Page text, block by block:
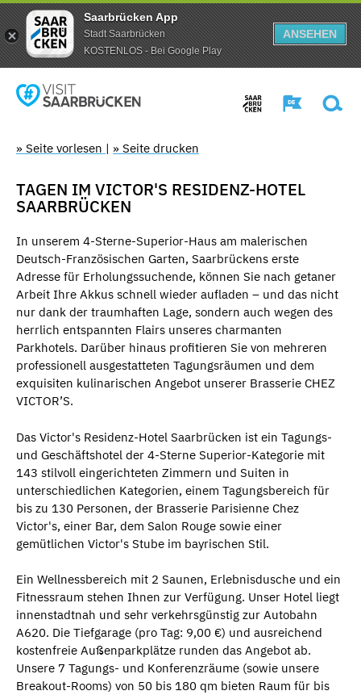
Saarbrücken App
Stadt Saarbrücken
KOSTENLOS - Bei Google Play
ANSEHEN
» Seite vorlesen | » Seite drucken
TAGEN IM VICTOR'S RESIDENZ-HOTEL
SAARBRÜCKEN
In unserem 4-Sterne-Superior-Haus am malerischen
Deutsch-Französischen Garten, Saarbrückens erste
Adresse für Erholungssuchende, können Sie nach getaner
Arbeit Ihre Akkus schnell wieder aufladen – und das nicht
nur dank der traumhaften Lage, sondern auch wegen des
herrlich entspannten Flairs unseres charmanten
Parkhotels. Darüber hinaus profitieren Sie von mehreren
professionell ausgestatteten Tagungsräumen und dem
exquisiten kulinarischen Angebot unserer Brasserie CHEZ
VICTOR’S.
Das Victor's Residenz-Hotel Saarbrücken ist ein Tagungs-
und Geschäftshotel der 4-Sterne Superior-Kategorie mit
143 stilvoll eingerichteten Zimmern und Suiten in
unterschiedlichen Kategorien, einem Tagungsbereich für
bis zu 130 Personen, der Brasserie Parisienne Chez
Victor's, einer Bar, dem Salon Rouge sowie einer
gemütlichen Victor's Stube im bayrischen Stil.
Ein Wellnessbereich mit 2 Saunen, Erlebnisdusche und ein
Fitnessraum stehen Ihnen zur Verfügung. Unser Hotel liegt
innenstadtnah und sehr verkehrsgünstig zur Autobahn
A620. Die Tiefgarage (pro Tag: 9,00 €) und ausreichend
kostenfreie Außenparkplätze runden das Angebot ab.
Unsere 7 Tagungs- und Konferenzräume (sowie unsere
Breakout-Rooms) von 50 bis 180 qm bieten Raum für bis